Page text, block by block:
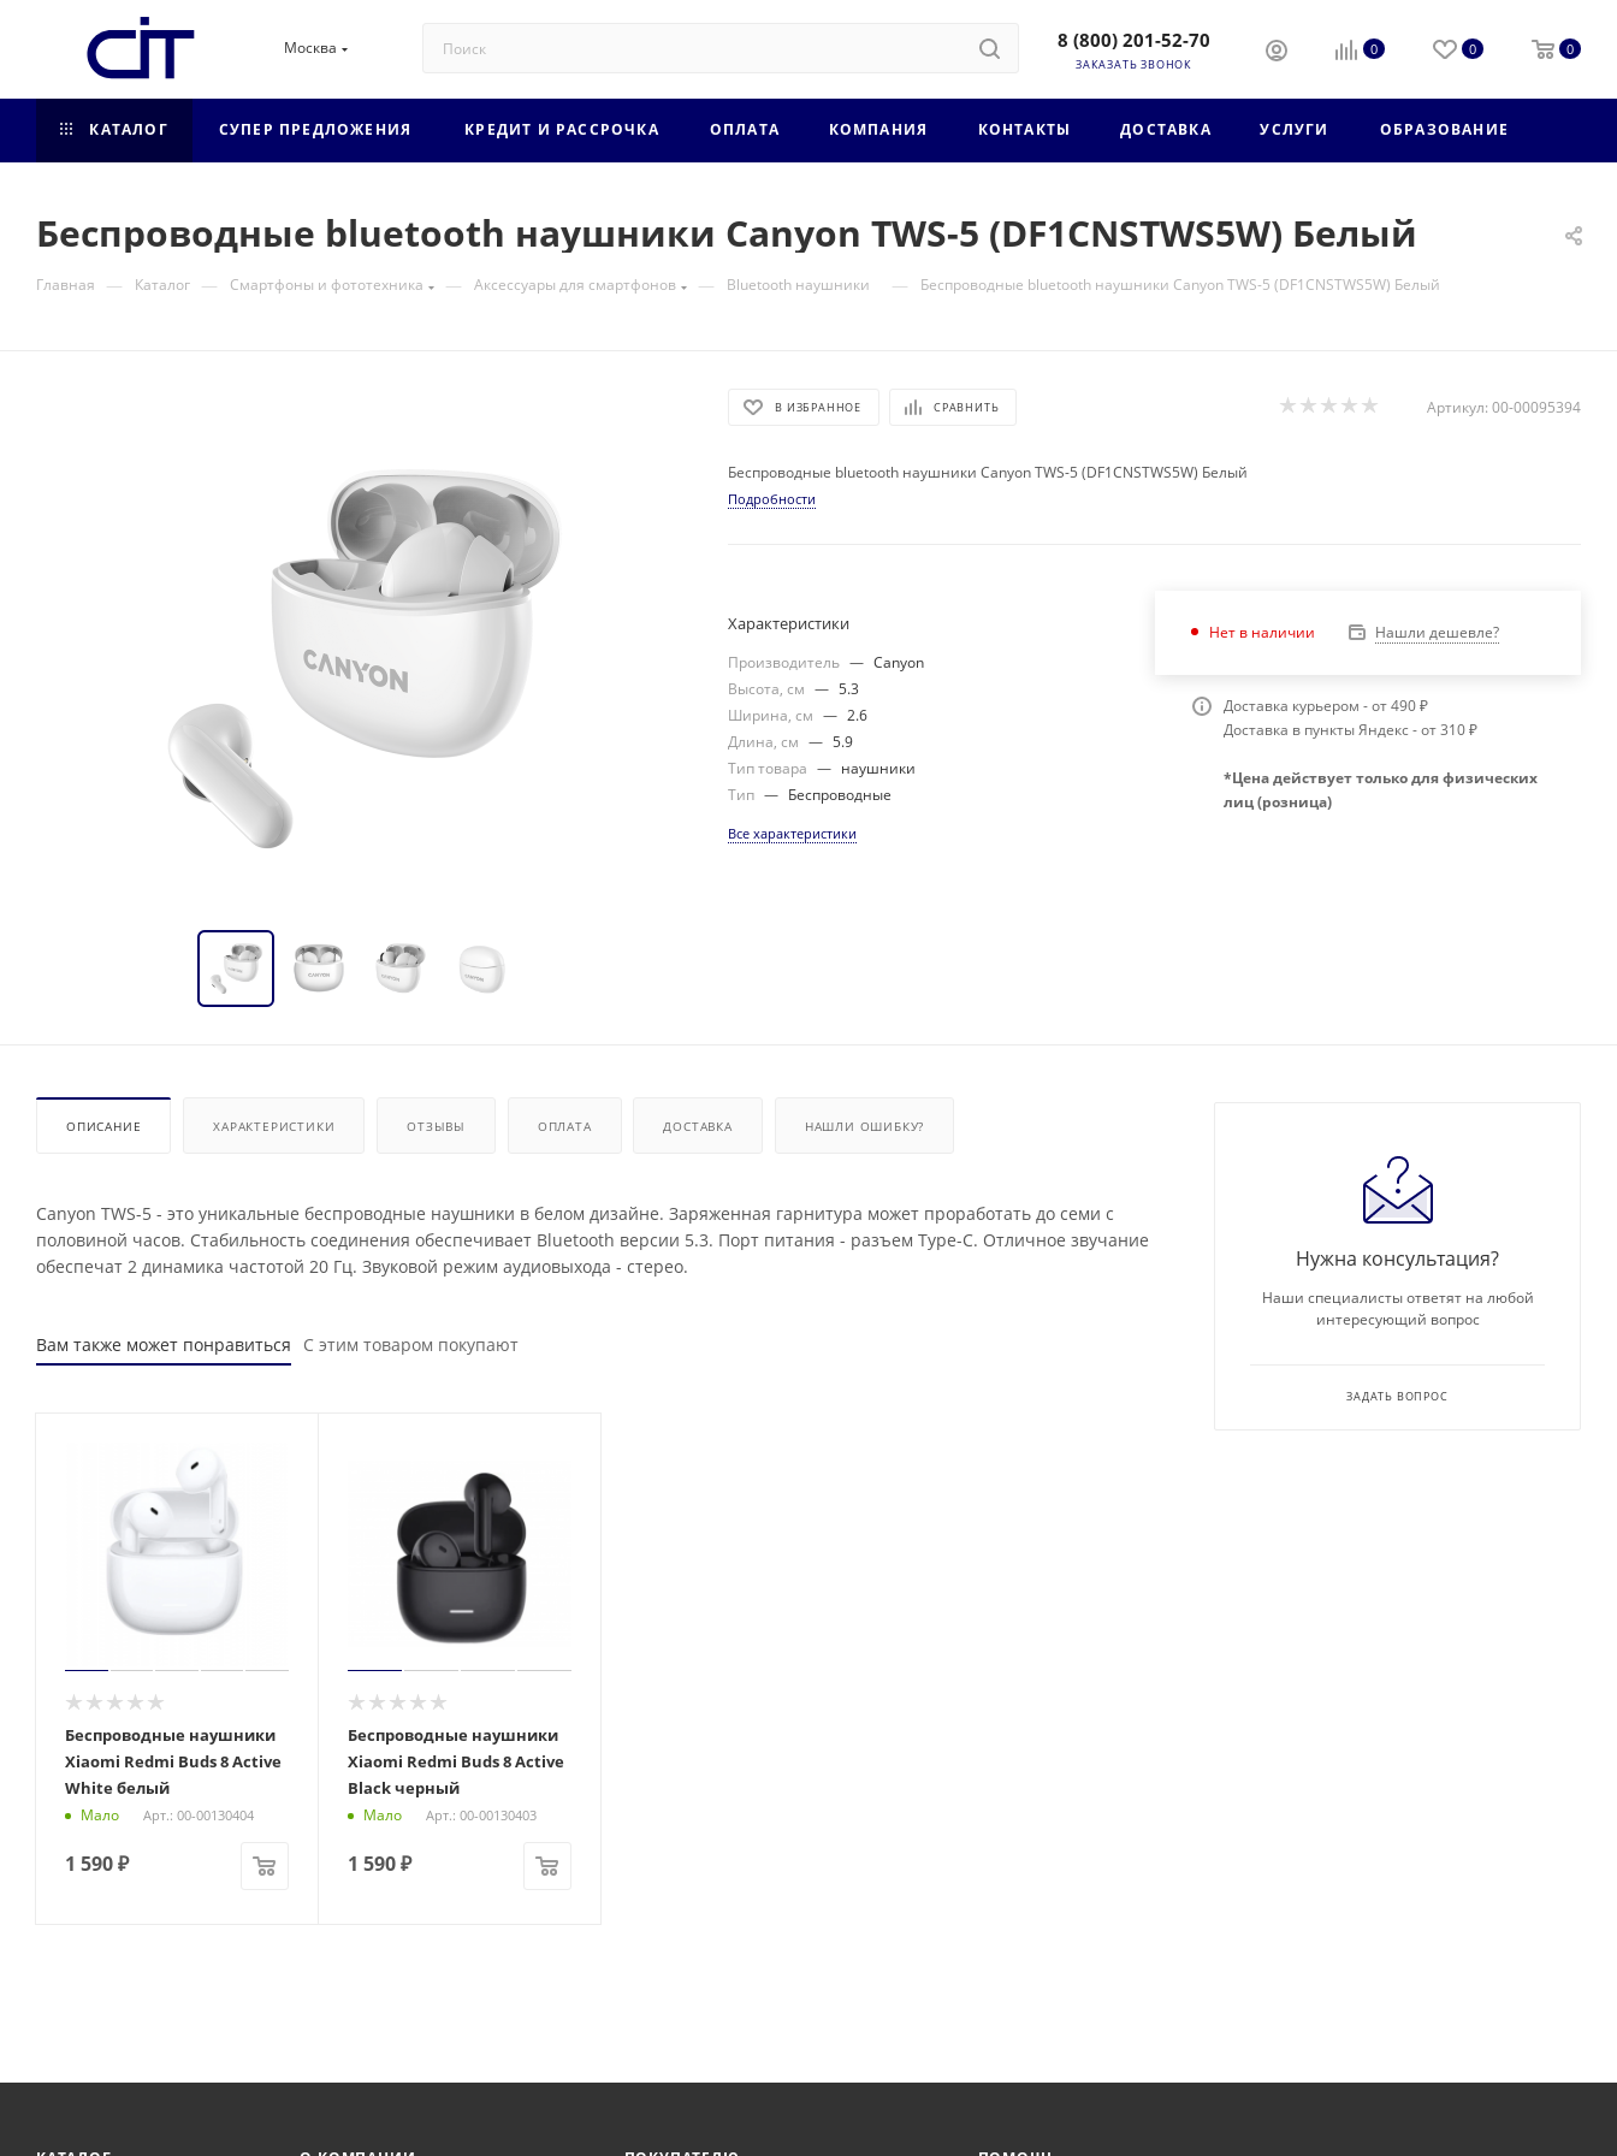
Москва 8 (800) 201-52-70
ЗАКАЗАТЬ ЗВОНОК
0 0 0
КАТАЛОГ СУПЕР ПРЕДЛОЖЕНИЯ КРЕДИТ И РАССРОЧКА ОПЛАТА КОМПАНИЯ КОНТАКТЫ ДОСТАВКА УСЛУГИ ОБРАЗОВАНИЕ
Беспроводные bluetooth наушники Canyon TWS-5 (DF1CNSTWS5W) Белый
Главная — Каталог — Смартфоны и фототехника — Аксессуары для смартфонов — Bluetooth наушники — Беспроводные bluetooth наушники Canyon TWS-5 (DF1CNSTWS5W) Белый
В ИЗБРАННОЕ СРАВНИТЬ Артикул: 00-00095394
Беспроводные bluetooth наушники Canyon TWS-5 (DF1CNSTWS5W) Белый
Подробности
Характеристики
Производитель — Canyon
Высота, см — 5.3
Ширина, см — 2.6
Длина, см — 5.9
Тип товара — наушники
Тип — Беспроводные
Все характеристики
Нет в наличии Нашли дешевле?
Доставка курьером - от 490 ₽
Доставка в пункты Яндекс - от 310 ₽
*Цена действует только для физических
лиц (розница)
ОПИСАНИЕ ХАРАКТЕРИСТИКИ ОТЗЫВЫ ОПЛАТА ДОСТАВКА НАШЛИ ОШИБКУ?
Canyon TWS-5 - это уникальные беспроводные наушники в белом дизайне. Заряженная гарнитура может проработать до семи с
половиной часов. Стабильность соединения обеспечивает Bluetooth версии 5.3. Порт питания - разъем Type-C. Отличное звучание
обеспечат 2 динамика частотой 20 Гц. Звуковой режим аудиовыхода - стерео.
Вам также может понравиться С этим товаром покупают
Беспроводные наушники
Xiaomi Redmi Buds 8 Active
White белый
Мало Арт.: 00-00130404
1 590₽
Беспроводные наушники
Xiaomi Redmi Buds 8 Active
Black черный
Мало Арт.: 00-00130403
1 590₽
Нужна консультация?
Наши специалисты ответят на любой
интересующий вопрос
ЗАДАТЬ ВОПРОС